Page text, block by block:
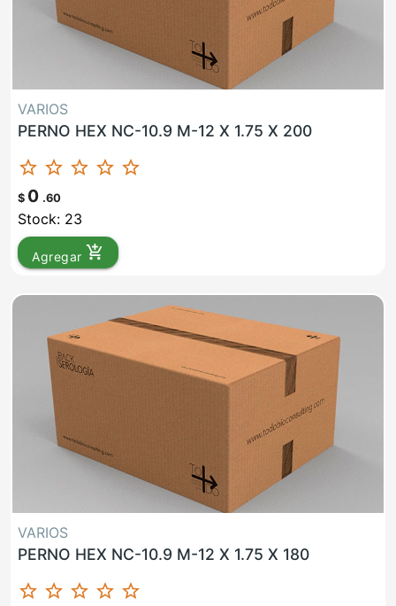
VARIOS
PERNO HEX NC-10.9 M-12 X 1.75 X 200
star_border star_border star_border star_border star_border
$ 0 .60
Stock: 23
Agregar add_shopping_cart
VARIOS
PERNO HEX NC-10.9 M-12 X 1.75 X 180
star_border star_border star_border star_border star_border